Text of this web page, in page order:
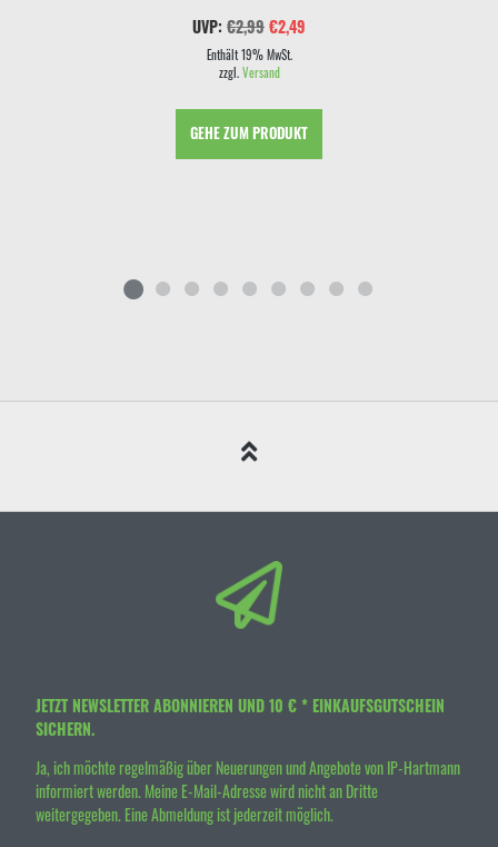
UVP: €2,99Ursprünglicher
Preis
war:
€2,99
€2,49
Enthält 19% MwSt.
zzgl.Versand
GEHE ZUM PRODUKT
JETZT NEWSLETTER ABONNIEREN UND 10 € * EINKAUFSGUTSCHEIN
SICHERN.
Ja, ich möchte regelmäßig über Neuerungen und Angebote von IP-Hartmann
informiert werden. Meine E-Mail-Adresse wird nicht an Dritte
weitergegeben. Eine Abmeldung ist jederzeit möglich.